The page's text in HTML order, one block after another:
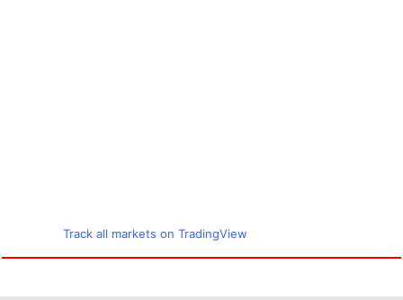
Track all markets on TradingView